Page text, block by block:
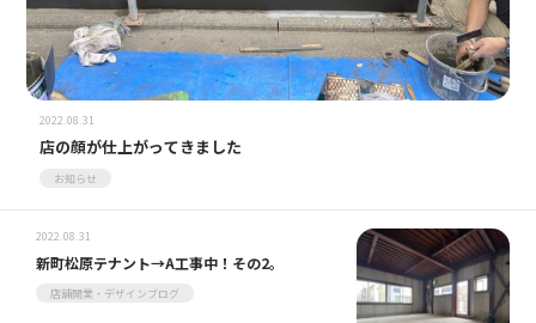
2022.08.31
店の顔が仕上がってきました
お知らせ
2022.08.31
新町松原テナント→A工事中！その2。
店舗開業・デザインブログ